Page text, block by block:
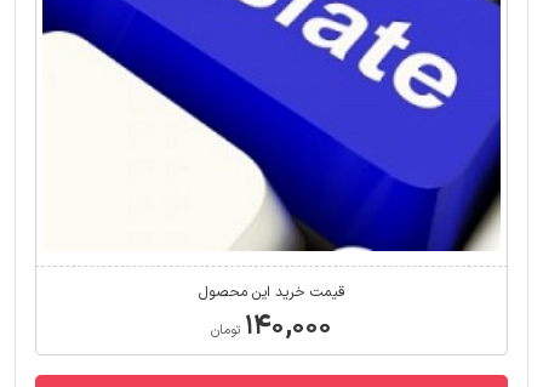
قیمت خرید این محصول
۱۴۰,۰۰۰ تومان